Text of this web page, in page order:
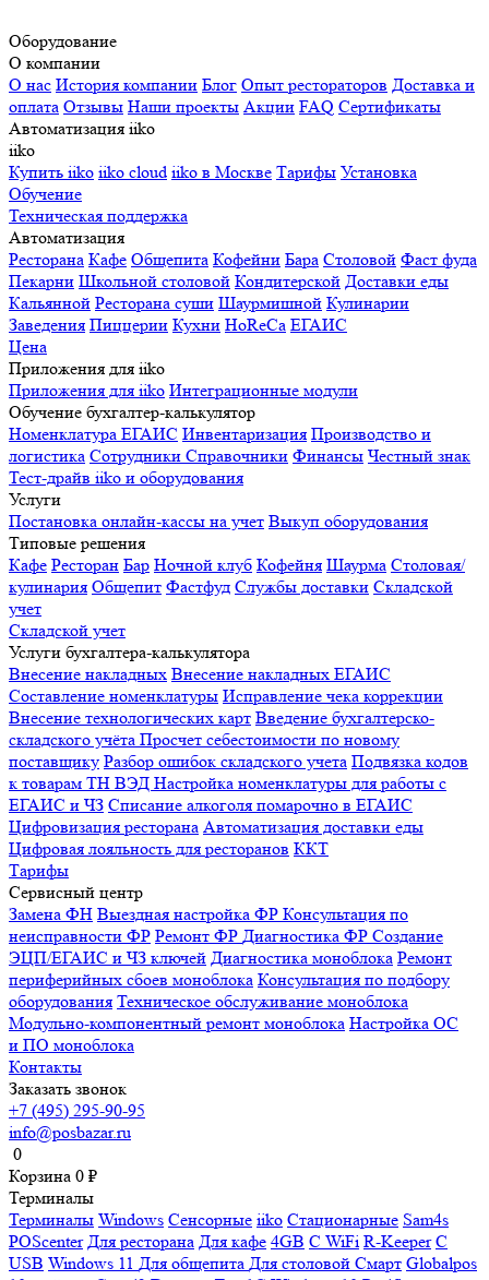
Оборудование
О компании
О нас История компании Блог Опыт рестораторов Доставка и
оплата Отзывы Наши проекты Акции FAQ Сертификаты
Автоматизация iiko
iiko
Купить iiko iiko cloud iiko в Москве Тарифы Установка
Обучение
Техническая поддержка
Автоматизация
Ресторана Кафе Общепита Кофейни Бара Столовой Фаст фуда
Пекарни Школьной столовой Кондитерской Доставки еды
Кальянной Ресторана суши Шаурмишной Кулинарии
Заведения Пиццерии Кухни HoReCa ЕГАИС
Цена
Приложения для iiko
Приложения для iiko Интеграционные модули
Обучение бухгалтер-калькулятор
Номенклатура ЕГАИС Инвентаризация Производство и
логистика Сотрудники Справочники Финансы Честный знак
Тест-драйв iiko и оборудования
Услуги
Постановка онлайн-кассы на учет Выкуп оборудования
Типовые решения
Кафе Ресторан Бар Ночной клуб Кофейня Шаурма Столовая/
кулинария Общепит Фастфуд Службы доставки Складской
учет
Складской учет
Услуги бухгалтера-калькулятора
Внесение накладных Внесение накладных ЕГАИС
Составление номенклатуры Исправление чека коррекции
Внесение технологических карт Введение бухгалтерско-
складского учёта Просчет себестоимости по новому
поставщику Разбор ошибок складского учета Подвязка кодов
к товарам ТН ВЭД Настройка номенклатуры для работы с
ЕГАИС и ЧЗ Списание алкоголя помарочно в ЕГАИС
Цифровизация ресторана Автоматизация доставки еды
Цифровая лояльность для ресторанов ККТ
Тарифы
Сервисный центр
Замена ФН Выездная настройка ФР Консультация по
неисправности ФР Ремонт ФР Диагностика ФР Создание
ЭЦП/ЕГАИС и ЧЗ ключей Диагностика моноблока Ремонт
периферийных сбоев моноблока Консультация по подбору
оборудования Техническое обслуживание моноблока
Модульно-компонентный ремонт моноблока Настройка ОС
и ПО моноблока
Контакты
Заказать звонок
+7 (495) 295-90-95
info@posbazar.ru
0
Корзина 0 ₽
Терминалы
Терминалы Windows Сенсорные iiko Стационарные Sam4s
POScenter Для ресторана Для кафе 4GB С WiFi R-Keeper С
USB Windows 11 Для общепита Для столовой Смарт Globalpos